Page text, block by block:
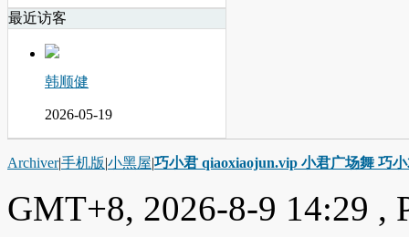
最近访客
韩顺健
2026-05-19
Archiver|手机版|小黑屋|巧小君 qiaoxiaojun.vip 小君广场舞 巧
GMT+8, 2026-8-9 14:29 ,